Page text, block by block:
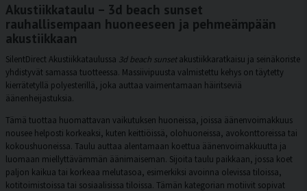
Akustiikkataulu – 3d beach sunset
rauhallisempaan huoneeseen ja pehmeämpään
akustiikkaan
SilentDirect Akustiikkataulussa 3d beach sunsetakustiikkaratkaisu ja seinäkoriste
yhdistyvät samassa tuotteessa. Massiivipuusta valmistettu kehys on täytetty
kierrätetyllä polyesterillä, joka auttaa vaimentamaan häiritseviä
äänenheijastuksia.
Tämä tuottaa huomattavan vaikutuksen huoneissa, joissa äänenvoimakkuus
nousee helposti korkeaksi, kuten keittiöissä, olohuoneissa, avokonttoreissa tai
kokoushuoneissa. Taulu auttaa alentamaan koettua äänenvoimakkuutta ja
luomaan miellyttävämmän äänimaiseman. Sijoita taulu paikkaan, jossa koet
paljon kaikua tai korkeaa melutasoa, esimerkiksi avoinna olevissa tiloissa,
kotitoimistoissa tai sosiaalisissa tiloissa. Tämän kategorian motiivit sopivat